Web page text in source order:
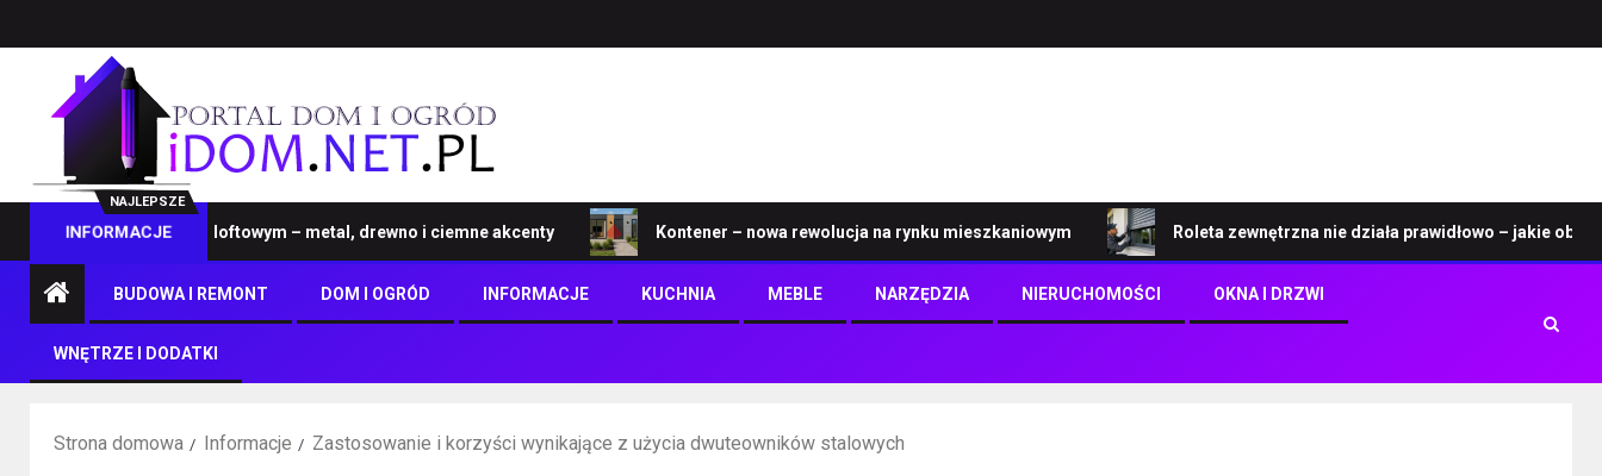
NAJLEPSZE
INFORMACJE
na wymiar w stylu loftowym – metal, drewno i ciemne akcenty Kontener – nowa rewolucja na rynku mieszkaniowym Roleta zewnętrzna nie działa prawidłowo – jakie objawy
BUDOWA I REMONT DOM I OGRÓD INFORMACJE KUCHNIA MEBLE NARZĘDZIA NIERUCHOMOŚCI OKNA I DRZWI
WNĘTRZE I DODATKI
Strona domowa Informacje Zastosowanie i korzyści wynikające z użycia dwuteowników stalowych